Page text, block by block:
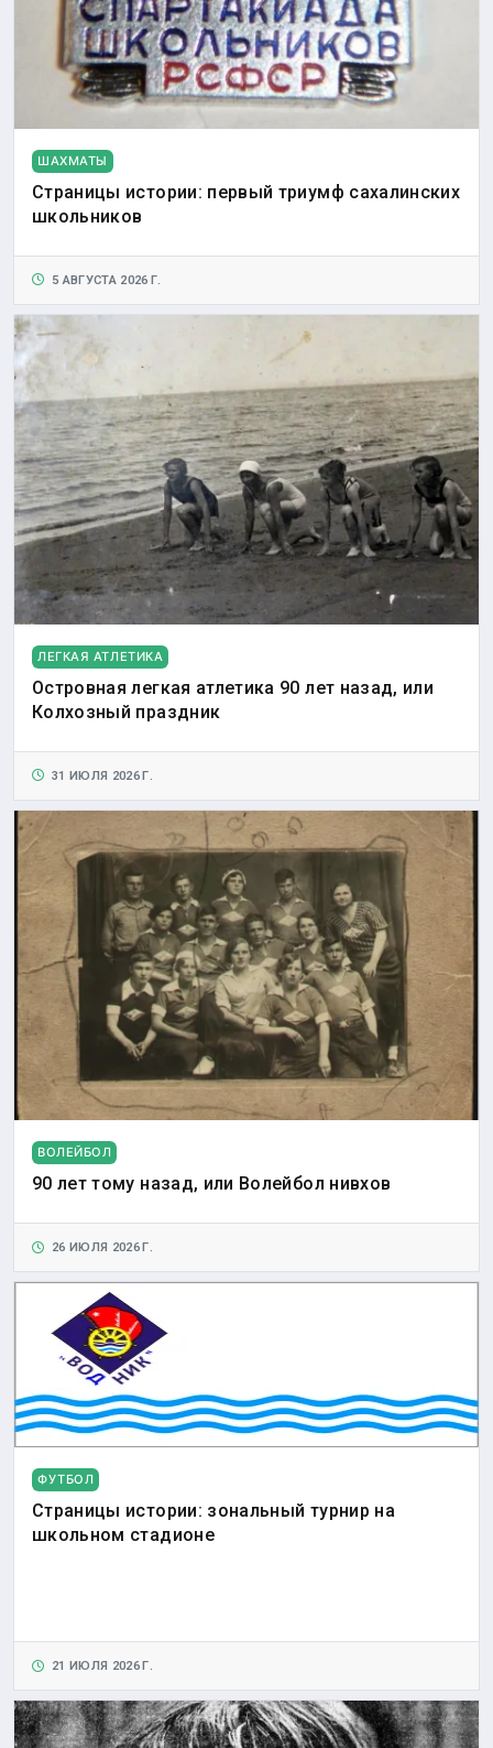
ШАХМАТЫ
Страницы истории: первый триумф сахалинских
школьников
5 АВГУСТА 2026 Г.
ЛЕГКАЯ АТЛЕТИКА
Островная легкая атлетика 90 лет назад, или
Колхозный праздник
31 ИЮЛЯ 2026 Г.
ВОЛЕЙБОЛ
90 лет тому назад, или Волейбол нивхов
26 ИЮЛЯ 2026 Г.
ФУТБОЛ
Страницы истории: зональный турнир на
школьном стадионе
21 ИЮЛЯ 2026 Г.